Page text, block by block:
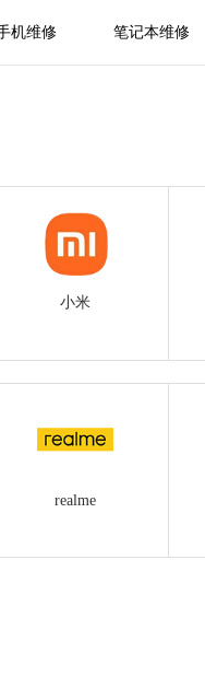
机维修 笔记本维修
小米
realme